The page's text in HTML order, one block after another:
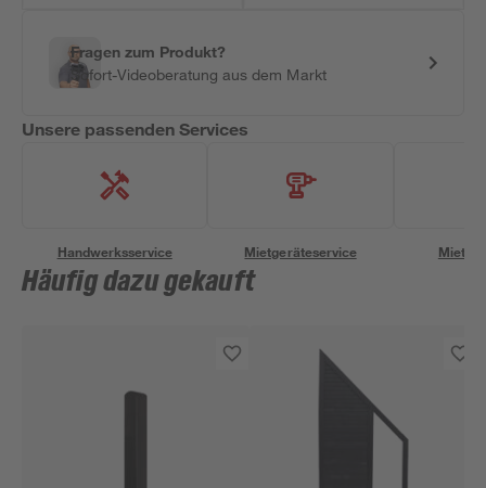
Fragen zum Produkt?
Sofort-Videoberatung aus dem Markt
Unsere passenden Services
Handwerksservice Mietgeräteservice
Häufig dazu gekauft